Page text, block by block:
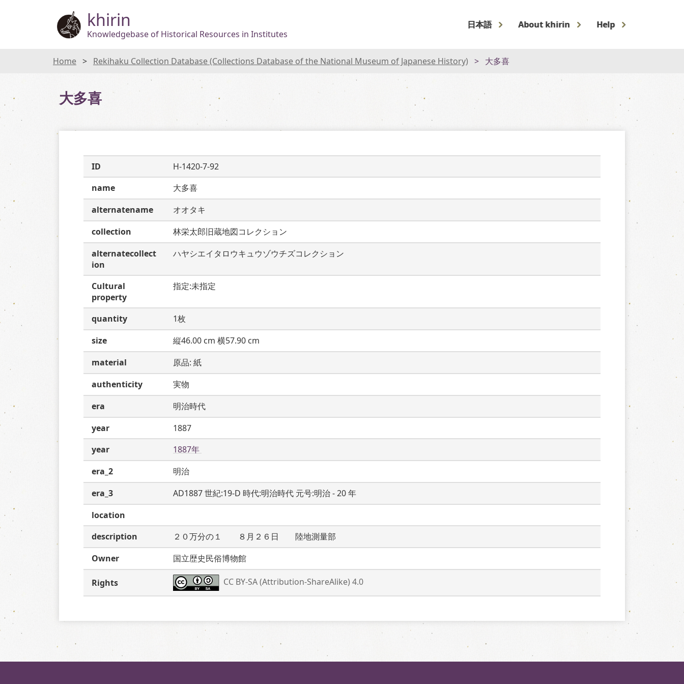
khirin
Knowledgebase of Historical Resources in Institutes
日本語 About khirin Help
Home Rekihaku Collection Database (Collections Database of the National Museum of Japanese History) 大多喜
大多喜
ID
H-1420-7-92
name
大多喜
alternatename
オオタキ
collection
林栄太郎旧蔵地図コレクション
alternatecollect
ion
ハヤシエイタロウキュウゾウチズコレクション
Cultural
property
指定:未指定
quantity
1枚
size
縦46.00 cm 横57.90 cm
material
原品: 紙
authenticity
実物
era
明治時代
year
1887
year
1887年
era_2
明治
era_3
AD1887 世紀:19-D 時代:明治時代 元号:明治 - 20 年
location
description
２０万分の１　　８月２６日　　陸地測量部
Owner
国立歴史民俗博物館
Rights CC BY-SA (Attribution-ShareAlike) 4.0